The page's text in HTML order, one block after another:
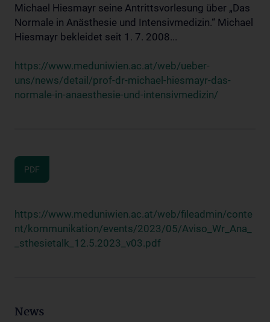
Michael Hiesmayr seine Antrittsvorlesung über „Das
Normale in Anästhesie und Intensivmedizin.“ Michael
Hiesmayr bekleidet seit 1. 7. 2008...
https://www.meduniwien.ac.at/web/ueber-
uns/news/detail/prof-dr-michael-hiesmayr-das-
normale-in-anaesthesie-und-intensivmedizin/
PDF
https://www.meduniwien.ac.at/web/fileadmin/conte
nt/kommunikation/events/2023/05/Aviso_Wr_Ana_
_sthesietalk_12.5.2023_v03.pdf
News